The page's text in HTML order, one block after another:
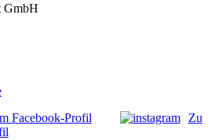
GmbH
Facebook-Profil
Zu